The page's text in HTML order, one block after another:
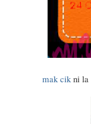
mak cik ni la